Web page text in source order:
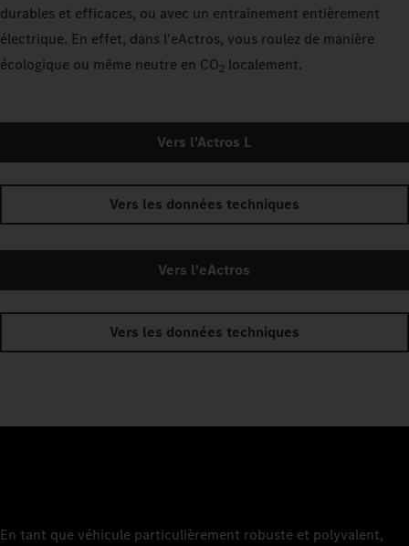
durables et efficaces, ou avec un entraînement entièrement
électrique. En effet, dans l'eActros, vous roulez de manière
écologique ou même neutre en CO2 localement.
Vers l'Actros L
Vers les données techniques
Vers l'eActros
Vers les données techniques
En tant que véhicule particulièrement robuste et polyvalent,